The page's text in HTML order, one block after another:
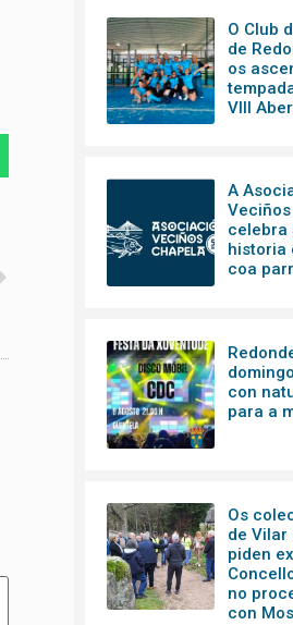
O Club
de
os
VIII
A
celebra
historia
coa
con
para a
Os
de Vilar
piden
no
con Mos